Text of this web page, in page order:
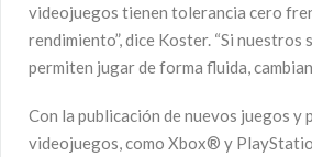
videojuegos tienen tolerancia cero
rendimiento”, dice Koster. “Si nuestros
permiten jugar de forma fluida, cambian
Con la publicación de nuevos juegos y
videojuegos, como Xbox® y